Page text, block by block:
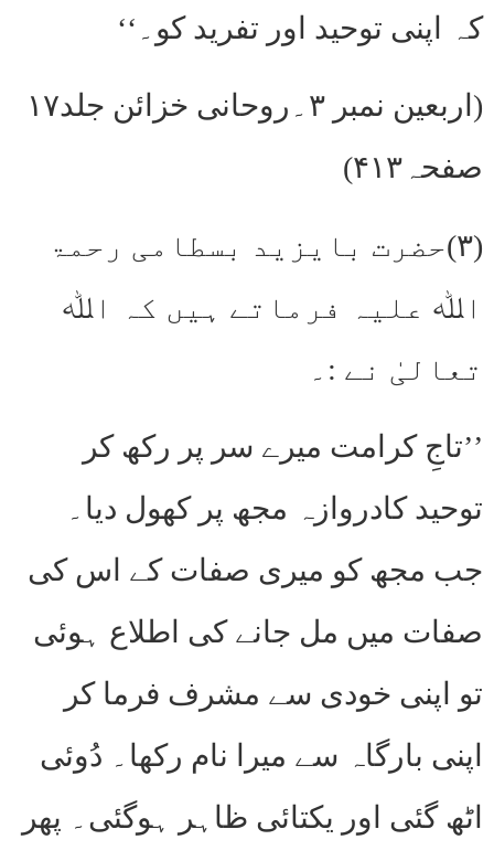
کہ اپنی توحید اور تفرید کو۔‘‘
(اربعین نمبر ۳۔روحانی خزائن جلد۱۷
صفحہ۴۱۳)
(۳)حضرت بایزید بسطامی رحمۃ
اﷲ علیہ فرماتے ہیں کہ اﷲ
تعالیٰ نے :۔
’’تاجِ کرامت میرے سر پر رکھ کر
توحید کادروازہ مجھ پر کھول دیا۔
جب مجھ کو میری صفات کے اس کی
صفات میں مل جانے کی اطلاع ہوئی
تو اپنی خودی سے مشرف فرما کر
اپنی بارگاہ سے میرا نام رکھا۔ دُوئی
اٹھ گئی اور یکتائی ظاہر ہوگئی۔ پھر